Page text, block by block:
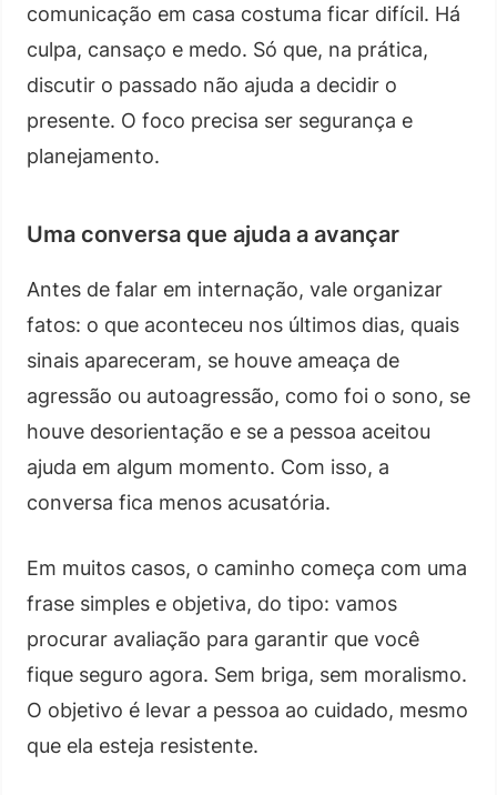
comunicação em casa costuma ficar difícil. Há
culpa, cansaço e medo. Só que, na prática,
discutir o passado não ajuda a decidir o
presente. O foco precisa ser segurança e
planejamento.
Uma conversa que ajuda a avançar
Antes de falar em internação, vale organizar
fatos: o que aconteceu nos últimos dias, quais
sinais apareceram, se houve ameaça de
agressão ou autoagressão, como foi o sono, se
houve desorientação e se a pessoa aceitou
ajuda em algum momento. Com isso, a
conversa fica menos acusatória.
Em muitos casos, o caminho começa com uma
frase simples e objetiva, do tipo: vamos
procurar avaliação para garantir que você
fique seguro agora. Sem briga, sem moralismo.
O objetivo é levar a pessoa ao cuidado, mesmo
que ela esteja resistente.